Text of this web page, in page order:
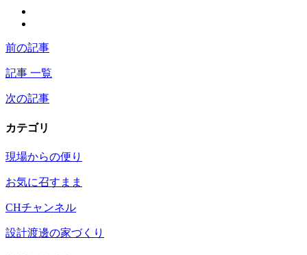
前の記事
記事 一覧
次の記事
カテゴリ
現場からの便り
お気に召すまま
CHチャンネル
設計渡邊の家づくり